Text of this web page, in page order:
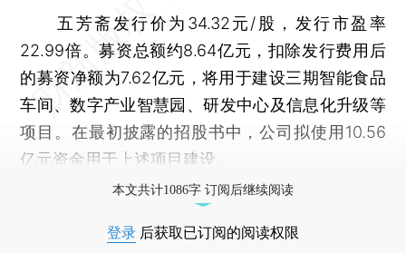
五芳斋发行价为34.32元/股，发行市盈率
22.99倍。募资总额约8.64亿元，扣除发行费用后
的募资净额为7.62亿元，将用于建设三期智能食品
车间、数字产业智慧园、研发中心及信息化升级等
项目。在最初披露的招股书中，公司拟使用10.56
亿元资金用于上述项目建设。
本文共计1086字 订阅后继续阅读
登录 后获取已订阅的阅读权限